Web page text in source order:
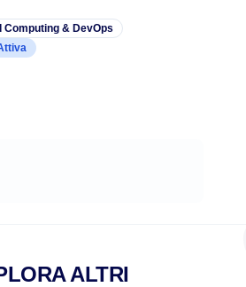
Computing & DevOps
ALTRI